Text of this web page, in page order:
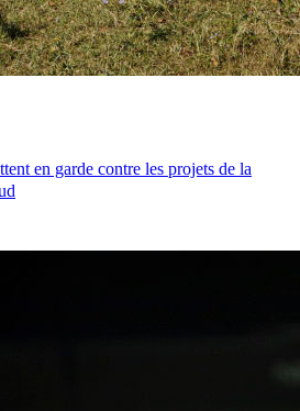
en garde contre les projets de la